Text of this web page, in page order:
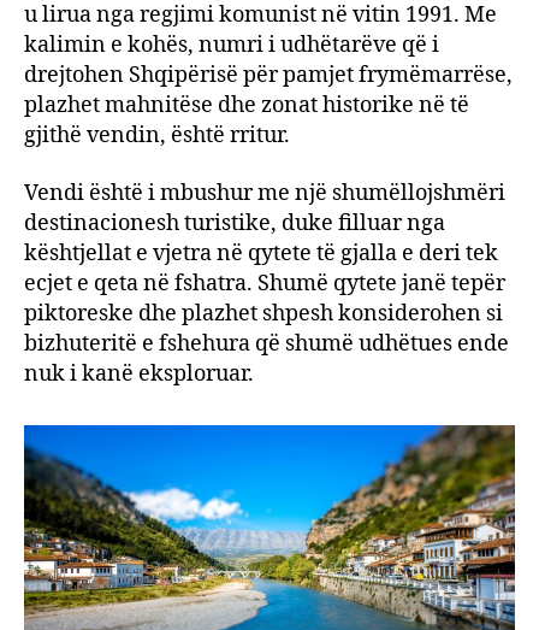
u lirua nga regjimi komunist në vitin 1991. Me
kalimin e kohës, numri i udhëtarëve që i
drejtohen Shqipërisë për pamjet frymëmarrëse,
plazhet mahnitëse dhe zonat historike në të
gjithë vendin, është rritur.
Vendi është i mbushur me një shumëllojshmëri
destinacionesh turistike, duke filluar nga
kështjellat e vjetra në qytete të gjalla e deri tek
ecjet e qeta në fshatra. Shumë qytete janë tepër
piktoreske dhe plazhet shpesh konsiderohen si
bizhuteritë e fshehura që shumë udhëtues ende
nuk i kanë eksploruar.